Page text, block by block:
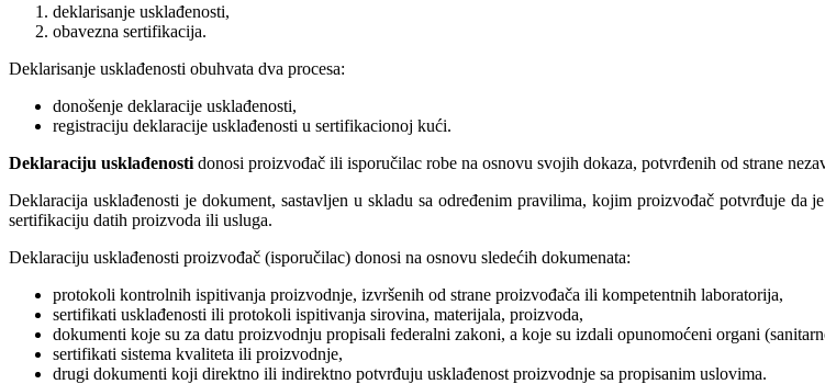
deklarisanje usklađenosti,
obavezna sertifikacija.
Deklarisanje usklađenosti obuhvata dva procesa:
donošenje deklaracije usklađenosti,
registraciju deklaracije usklađenosti u sertifikacionoj kući.
Deklaraciju usklađenosti donosi proizvođač ili isporučilac robe na osnovu svojih dokaza, potvrđenih od strane
Deklaracija usklađenosti je dokument, sastavljen u skladu sa određenim pravilima, kojim proizvođač potvrđuje
sertifikaciju datih proizvoda ili usluga.
Deklaraciju usklađenosti proizvođač (isporučilac) donosi na osnovu sledećih dokumenata:
protokoli kontrolnih ispitivanja proizvodnje, izvršenih od strane proizvođača ili kompetentnih laboratorija,
sertifikati usklađenosti ili protokoli ispitivanja sirovina, materijala, proizvoda,
dokumenti koje su za datu proizvodnju propisali federalni zakoni, a koje su izdali opunomoćeni organi
sertifikati sistema kvaliteta ili proizvodnje,
drugi dokumenti koji direktno ili indirektno potvrđuju usklađenost proizvodnje sa propisanim uslovima.